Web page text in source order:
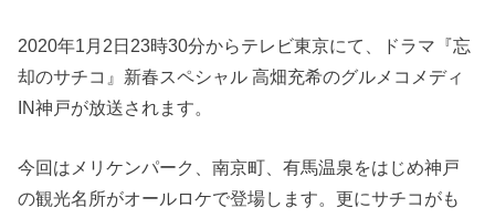
2020年1月2日23時30分からテレビ東京にて、ドラマ『忘
却のサチコ』新春スペシャル 高畑充希のグルメコメディ
IN神戸が放送されます。
今回はメリケンパーク、南京町、有馬温泉をはじめ神戸
の観光名所がオールロケで登場します。更にサチコがも